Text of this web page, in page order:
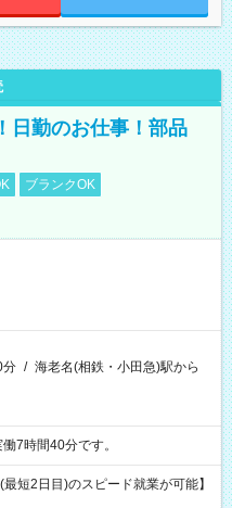
日勤のお仕事！部品
ブランクOK
分 / 海老名(相鉄・小田急)駅から
ち実働7時間40分です。
短2日目)のスピード就業が可能】